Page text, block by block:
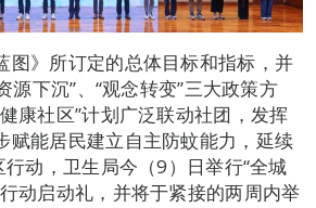
图》所订定的总体目标和指标，并
源下沉”、“观念转变”三大政策方
康社区”计划广泛联动社团，发挥
赋能居民建立自主防蚊能力，延续
行动，卫生局今（9）日举行“全城
动启动礼，并将于紧接的两周内举